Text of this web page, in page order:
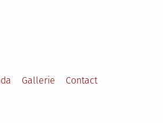
Gallerie Contact